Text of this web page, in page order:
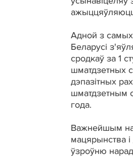
Адной з
Беларусі
сродкаў за 1
шматдзетных
дэпазітных
шматдзетным
года.
Важнейшым
мацярынства
ўзроўню